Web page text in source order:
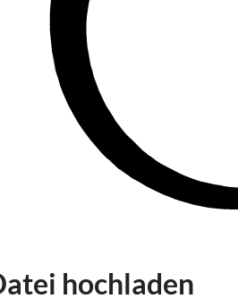
hochladen